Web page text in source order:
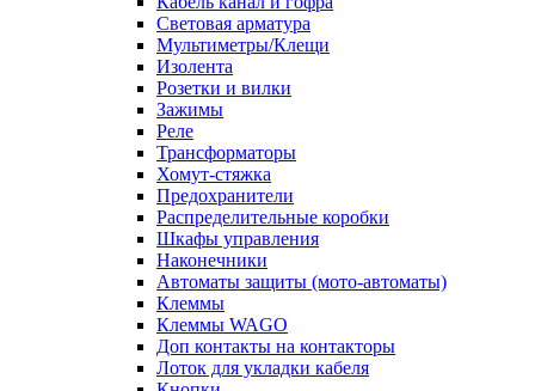
Световая арматура
Мультиметры/Клещи
Изолента
Розетки и вилки
Зажимы
Реле
Трансформаторы
Хомут-стяжка
Предохранители
Распределительные коробки
Шкафы управления
Наконечники
Автоматы защиты (мото-автоматы)
Клеммы
Клеммы WAGO
Доп контакты на контакторы
Лоток для укладки кабеля